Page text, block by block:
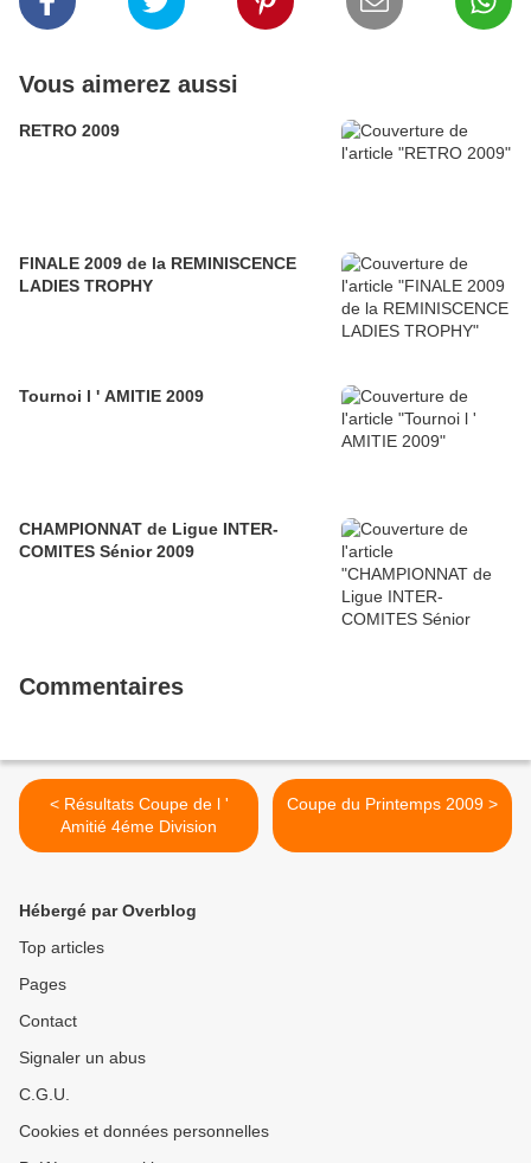
Vous aimerez aussi
RETRO 2009
FINALE 2009 de la REMINISCENCE
LADIES TROPHY
Tournoi l ' AMITIE 2009
CHAMPIONNAT de Ligue INTER-
COMITES Sénior 2009
Commentaires
< Résultats Coupe de l '
Amitié 4éme Division
Coupe du Printemps 2009 >
Hébergé par Overblog
Top articles
Pages
Contact
Signaler un abus
C.G.U.
Cookies et données personnelles